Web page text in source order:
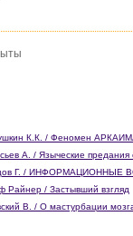
К.К. / Феномен
А. / Языческие предания
Г. / ИНФОРМАЦИОННЫЕ
Райнер / Застывший взгляд
В. / О мастурбации